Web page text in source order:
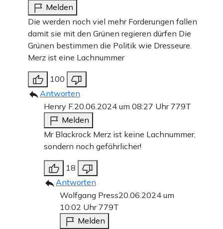
Melden
Die werden noch viel mehr Forderungen fallen
damit sie mit den Grünen regieren dürfen Die
Grünen bestimmen die Politik wie Dresseure.
Merz ist eine Lachnummer
100
Antworten
Henry F.20.06.2024 um 08:27 Uhr 779T
Melden
Mr Blackrock Merz ist keine Lachnummer,
sondern noch gefährlicher!
18
Antworten
Wolfgang Press20.06.2024 um
10:02 Uhr 779T
Melden